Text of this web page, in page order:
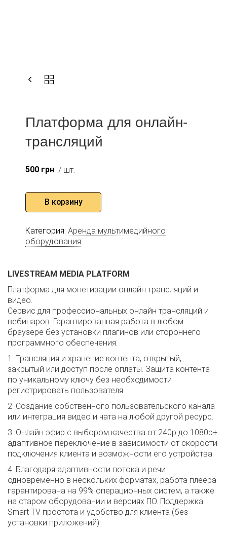
Платформа для онлайн-
трансляций
500 грн / шт.
В корзину
Категория: Аренда мультимедийного
оборудования
LIVESTREAM MEDIA PLATFORM
Платформа для монетизации онлайн трансляций и
видео.
Сервис для профессиональных онлайн трансляций и
вебинаров. Гарантированная работа в любом
браузере без установки плагинов или стороннего
программного обеспечения.
1. Трансляция и хранение контента, открытый,
закрытый или доступ после оплаты. Защита контента
по уникальному ключу без необходимости
регистрировать пользователя.
2. Создание собственного пользовательского канала
или интеграция видео и чата на любой другой ресурс.
3. Онлайн эфир с выбором качества от 240p до 1080р+
адаптивное переключение в зависимости от скорости
подключения клиента и возможности его устройства.
4. Благодаря адаптивности потока и речи
одновременно в нескольких форматах, работа плеера
гарантирована на 99% операционных систем, а также
на старом оборудовании и версиях ПО. Поддержка
Smart TV простота и удобство для клиента (без
установки приложений)